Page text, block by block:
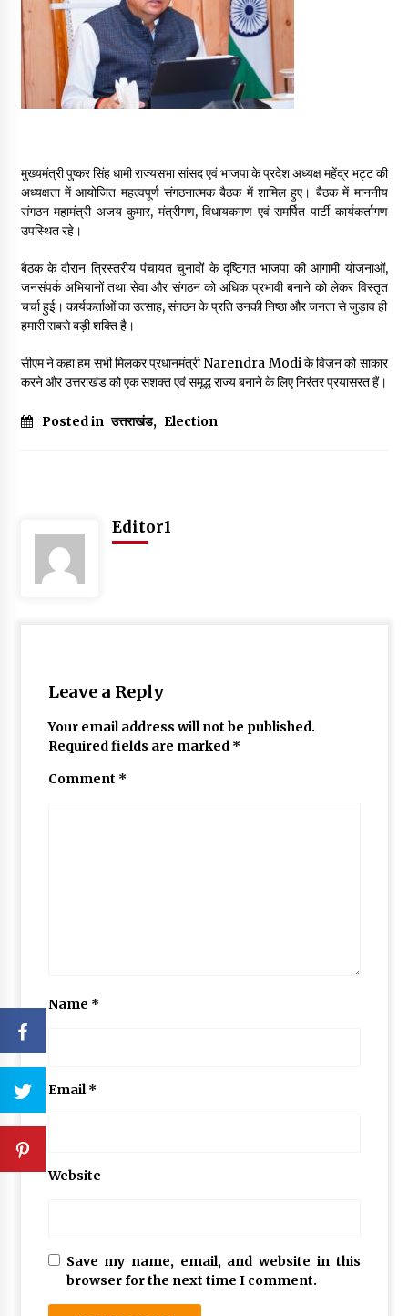
May 16, 2022
Thought Of The Day 14 May
May 14, 2022
May 13, 2022
May 12, 2022
Thought Of The Day 11 May
May 10, 2022
मुख्यमंत्री पुष्कर सिंह धामी राज्यसभा सांसद एवं भाजपा के प्रदेश अध्यक्ष महेंद्र भट्ट की
अध्यक्षता में आयोजित महत्वपूर्ण संगठनात्मक बैठक में शामिल हुए। बैठक में माननीय
संगठन महामंत्री अजय कुमार, मंत्रीगण, विधायकगण एवं समर्पित पार्टी कार्यकर्तागण
उपस्थित रहे।
बैठक के दौरान त्रिस्तरीय पंचायत चुनावों के दृष्टिगत भाजपा की आगामी योजनाओं,
जनसंपर्क अभियानों तथा सेवा और संगठन को अधिक प्रभावी बनाने को लेकर विस्तृत
चर्चा हुई। कार्यकर्ताओं का उत्साह, संगठन के प्रति उनकी निष्ठा और जनता से जुड़ाव ही
हमारी सबसे बड़ी शक्ति है।
सीएम ने कहा हम सभी मिलकर प्रधानमंत्री Narendra Modi के विज़न को साकार
करने और उत्तराखंड को एक सशक्त एवं समृद्ध राज्य बनाने के लिए निरंतर प्रयासरत हैं।
Posted in उत्तराखंड, Election
Editor1
Leave a Reply
Your email address will not be published.
Required fields are marked *
Comment *
Name *
Email*
Website
Save my name, email, and website in this
browser for the next time I comment.